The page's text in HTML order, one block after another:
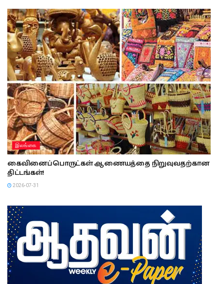
இலங்கை
கைவினைப்பொருட்கள் ஆணையத்தை நிறுவுவதற்கான
திட்டங்கள்!
2026-07-31